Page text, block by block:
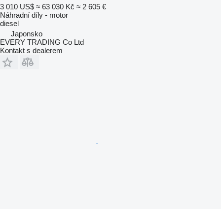
3 010 US$ ≈ 63 030 Kč ≈ 2 605 €
Náhradní díly - motor
diesel
Japonsko
EVERY TRADING Co Ltd
Kontakt s dealerem